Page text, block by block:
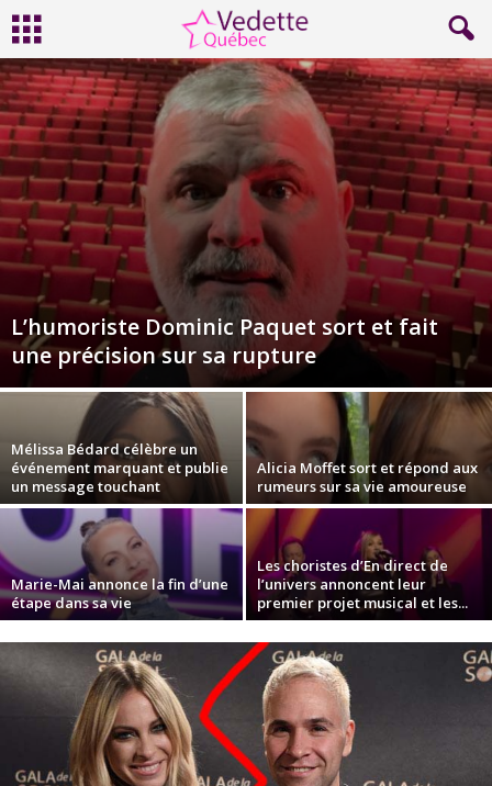
L’humoriste Dominic Paquet sort et fait
une précision sur sa rupture
Mélissa Bédard célèbre un
événement marquant et publie
un message touchant
Alicia Moffet sort et répond aux
rumeurs sur sa vie amoureuse
Marie-Mai annonce la fin d’une
étape dans sa vie
Les choristes d’En direct de
l’univers annoncent leur
premier projet musical et les...